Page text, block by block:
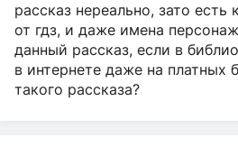
рассказ нереально, зато
от гдз, и даже имена
данный рассказ, если в
в интернете даже на платных
такого рассказа?